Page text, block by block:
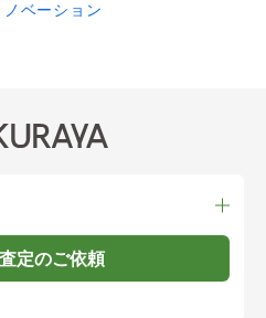
ベーション
定のご依頼